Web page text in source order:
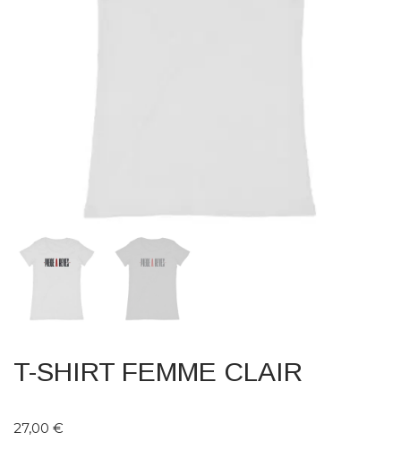
T-SHIRT FEMME CLAIR
27,00 €